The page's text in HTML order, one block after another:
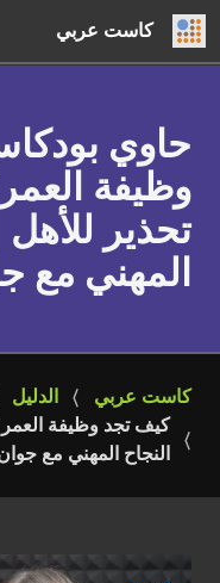
كاست عربي
حاوي
وظيفة
تحذير للأهل
المهني مع
كاست عربي الدليل
كيف تجد وظيفة
النجاح المهني مع